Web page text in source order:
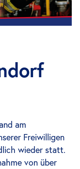
am
Freiwilligen
wieder statt.
von über